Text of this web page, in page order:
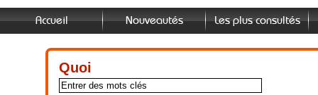
Accueil Nouveautés Les plus consultés
Quoi